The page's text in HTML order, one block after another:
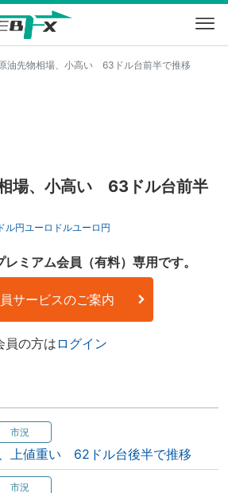
油先物相場、小高い 63ドル台前半で推移
場、小高い 63ドル台前半
ドル円ユーロドルユーロ円
ミアム会員（有料）専用です。
サービスのご案内
員の方はログイン
上値重い 62ドル台後半で推移